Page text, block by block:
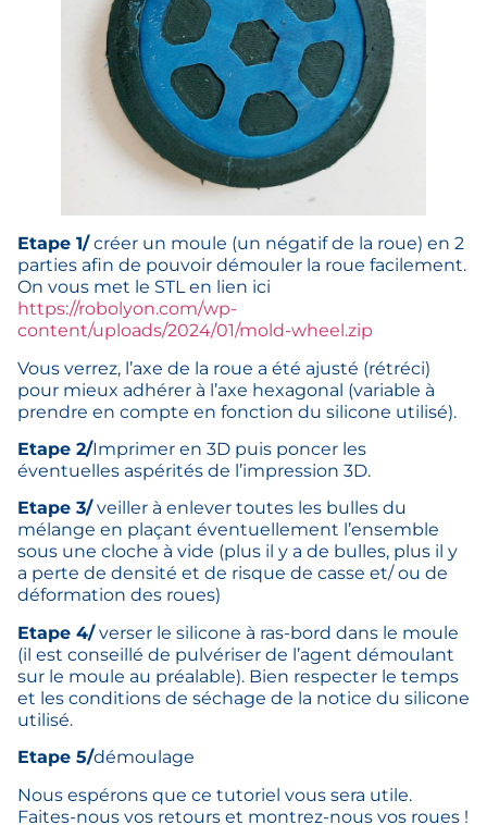
Etape 1/créer un moule (un négatif de la roue) en 2
parties afin de pouvoir démouler la roue facilement.
On vous met le STL en lien ici
https://robolyon.com/wp-
content/uploads/2024/01/mold-wheel.zip
Vous verrez, l’axe de la roue a été ajusté (rétréci)
pour mieux adhérer à l’axe hexagonal (variable à
prendre en compte en fonction du silicone utilisé).
Etape 2/Imprimer en 3D puis poncer les
éventuelles aspérités de l’impression 3D.
Etape 3/veiller à enlever toutes les bulles du
mélange en plaçant éventuellement l’ensemble
sous une cloche à vide (plus il y a de bulles, plus il y
a perte de densité et de risque de casse et/ ou de
déformation des roues)
Etape 4/verser le silicone à ras-bord dans le moule
(il est conseillé de pulvériser de l’agent démoulant
sur le moule au préalable). Bien respecter le temps
et les conditions de séchage de la notice du silicone
utilisé.
Etape 5/démoulage
Nous espérons que ce tutoriel vous sera utile.
Faites-nous vos retours et montrez-nous vos roues !